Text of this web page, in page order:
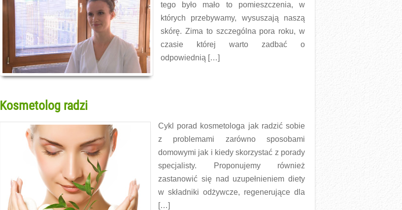
tego było mało to pomieszczenia, w
których przebywamy, wysuszają naszą
skórę. Zima to szczególna pora roku, w
czasie której warto zadbać o
odpowiednią […]
Kosmetolog radzi
Cykl porad kosmetologa jak radzić sobie
z problemami zarówno sposobami
domowymi jak i kiedy skorzystać z porady
specjalisty. Proponujemy również
zastanowić się nad uzupełnieniem diety
w składniki odżywcze, regenerujące dla
[…]